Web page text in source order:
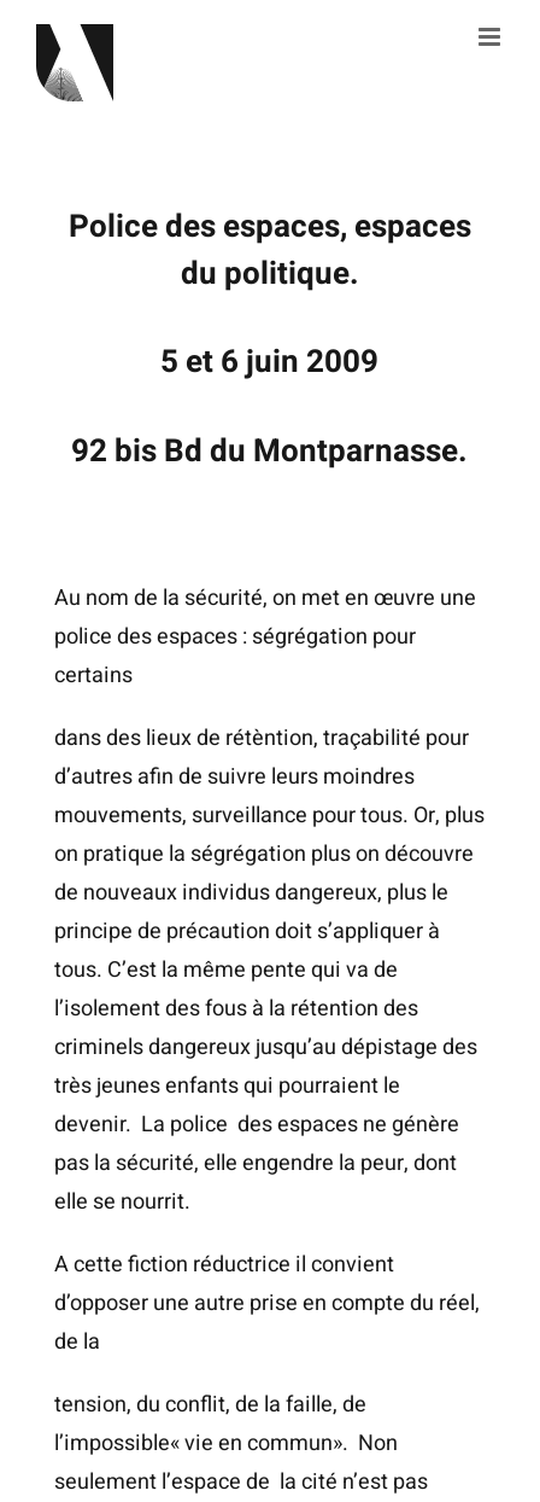
Skip
content
Police des espaces, espaces
du politique.
5 et 6 juin 2009
92 bis Bd du Montparnasse.
Au nom de la sécurité, on met en œuvre une
police des espaces : ségrégation pour
certains
dans des lieux de rétèntion, traçabilité pour
d’autres afin de suivre leurs moindres
mouvements, surveillance pour tous. Or, plus
on pratique la ségrégation plus on découvre
de nouveaux individus dangereux, plus le
principe de précaution doit s’appliquer à
tous. C’est la même pente qui va de
l’isolement des fous à la rétention des
criminels dangereux jusqu’au dépistage des
très jeunes enfants qui pourraient le
devenir. La police des espaces ne génère
pas la sécurité, elle engendre la peur, dont
elle se nourrit.
A cette fiction réductrice il convient
d’opposer une autre prise en compte du réel,
de la
tension, du conflit, de la faille, de
l’impossible« vie en commun». Non
seulement l’espace de la cité n’est pas